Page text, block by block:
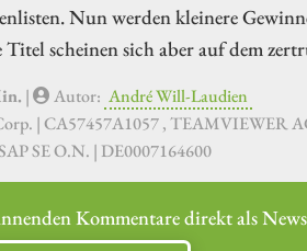
Nun werden kleinere
scheinen sich aber auf dem
| Autor: André Will-Laudien
| CA57457A1057 , TEAMVIEWER
SE O.N. | DE0007164600
Kommentare direkt als